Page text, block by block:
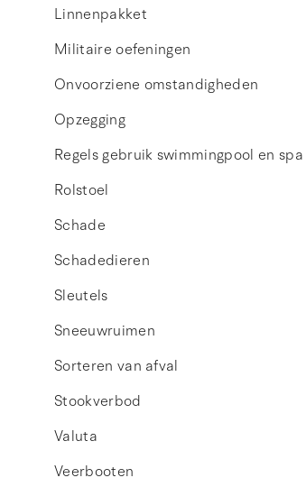
Linnenpakket
Militaire oefeningen
Onvoorziene omstandigheden
Opzegging
Regels gebruik swimmingpool en spa
Rolstoel
Schade
Schadedieren
Sleutels
Sneeuwruimen
Sorteren van afval
Stookverbod
Valuta
Veerbooten